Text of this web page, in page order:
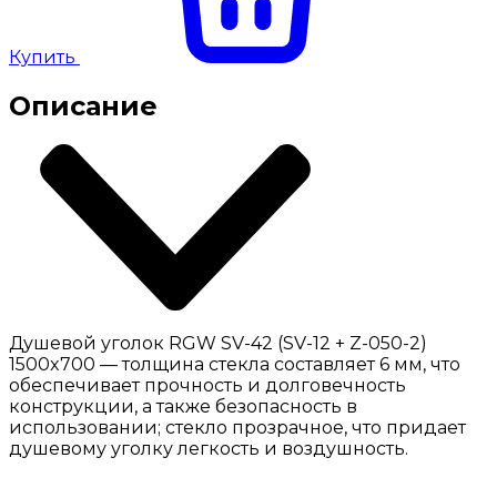
Купить
Описание
Душевой уголок RGW SV-42 (SV-12 + Z-050-2)
1500x700 — толщина стекла составляет 6 мм, что
обеспечивает прочность и долговечность
конструкции, а также безопасность в
использовании; стекло прозрачное, что придает
душевому уголку легкость и воздушность.